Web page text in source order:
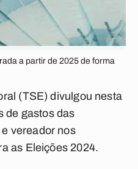
a partir de 2025 de forma
(TSE) divulgou nesta
de gastos das
vereador nos
as Eleições 2024.